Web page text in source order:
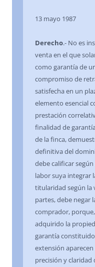
13 mayo 1987
Derecho.- No es
venta en el que
como garantía de
compromiso de
satisfecha en un
elemento esencial
prestación
finalidad de
de la finca,
definitiva del
debe calificar
labor suya integrar
titularidad según la
partes, debe negar
comprador,
adquirido la
garantía
extensión
precisión y claridad